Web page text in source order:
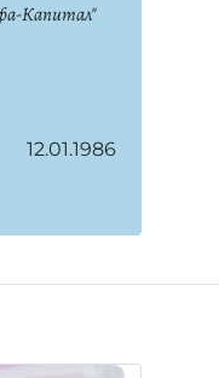
Капитал"
12.01.1986